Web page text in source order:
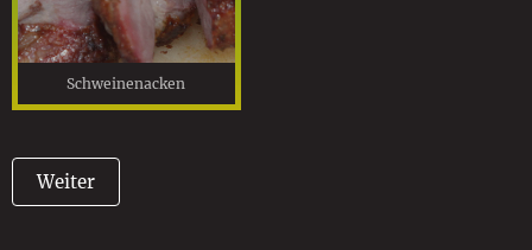
Schweinenacken
Weiter